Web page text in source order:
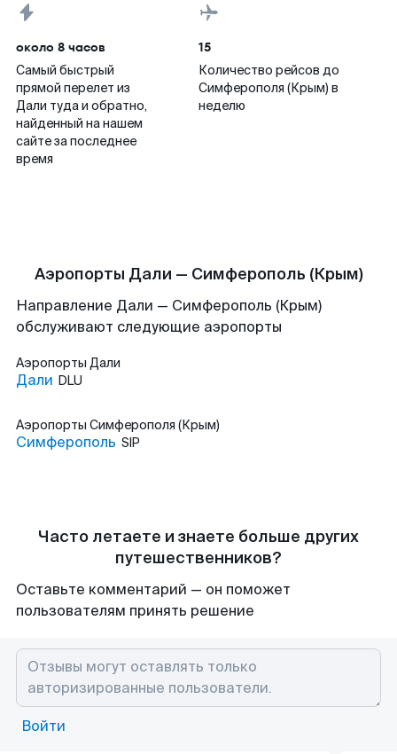
около 8 часов
Самый быстрый
прямой перелет из
Дали туда и обратно,
найденный на нашем
сайте за последнее
время
15
Количество рейсов до
Симферополя (Крым) в
неделю
Аэропорты Дали — Симферополь (Крым)
Направление Дали — Симферополь (Крым)
обслуживают следующие аэропорты
Аэропорты Дали
Дали DLU
Аэропорты Симферополя (Крым)
Симферополь SIP
Часто летаете и знаете больше других
путешественников?
Оставьте комментарий — он поможет
пользователям принять решение
Войти